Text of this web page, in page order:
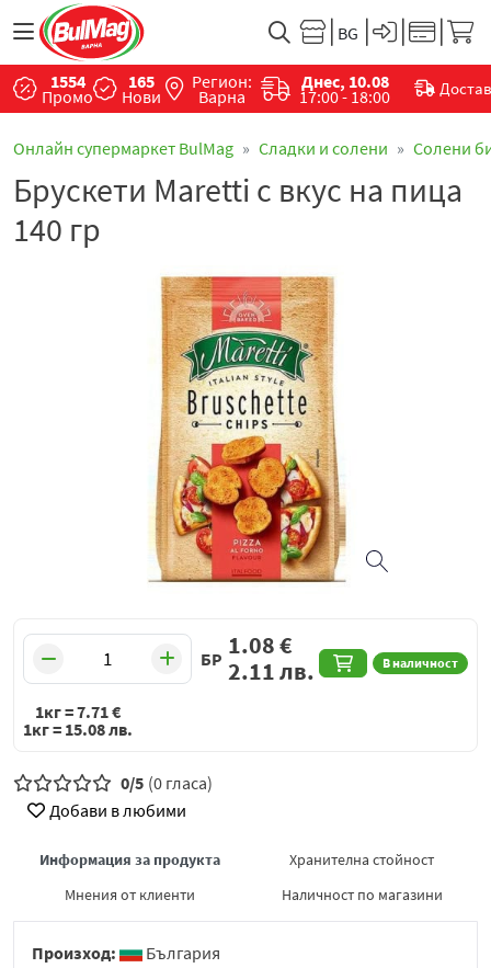
1554
Промо
165
Нови
Регион:
Варна
Днес, 10.08
17:00 - 18:00
Онлайн супермаркет BulMag Сладки и солени Солени
Брускети Maretti с вкус на пица
140 гр
БР В наличност
1.08€
2.11лв.
1кг =7.71€
1кг = 15.08лв.
0/5 (0 гласа)
Добави в любими
Информация за продукта
Хранителна стойност
Мнения от клиенти
Наличност по магазини
Произход:
България